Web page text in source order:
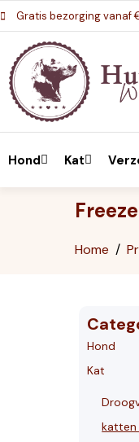
Gratis bezorging vanaf
Hond Kat
Home
Hond
Kat
katten